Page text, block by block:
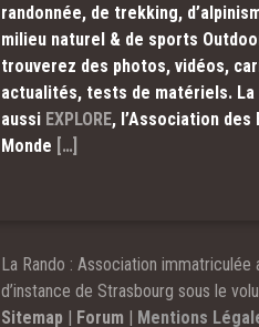
randonnée, de trekking,
milieu naturel & de sports
trouverez des photos, vidéos,
actualités, tests de matériels. La
aussi EXPLORE, l’Association des
Monde […]
La Rando : Association immatriculée
d’instance de Strasbourg sous le
Sitemap
Forum Mentions